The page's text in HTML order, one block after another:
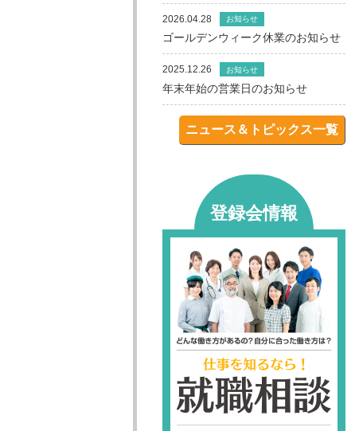
2026.04.28 お知らせ
ゴールデンウィーク休業のお知らせ
2025.12.26 お知らせ
年末年始の営業日のお知らせ
ニュース＆トピックス一覧
登録会情報